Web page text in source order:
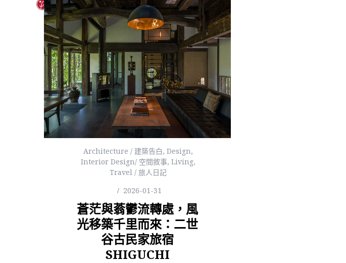
Architecture / 建築告白, Design,
Interior Design/ 空間敘事, Living,
Travel / 旅人日記
2026-01-31
蒼茫與蓊鬱流轉處，風
光移築千里而來：二世
谷古民家旅宿
SHIGUCHI